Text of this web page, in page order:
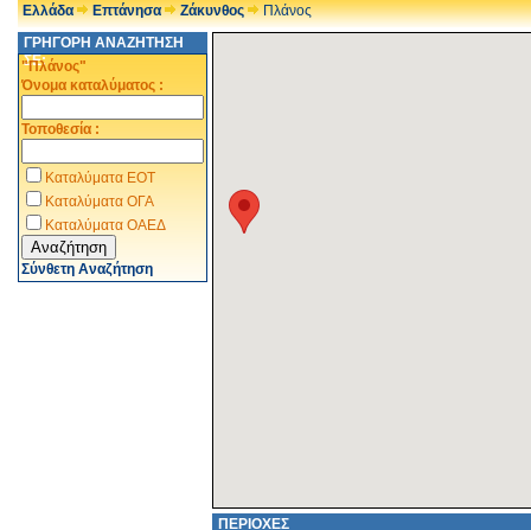
Ελλάδα Επτάνησα Ζάκυνθος
Πλάνος
ΓΡΗΓΟΡΗ ΑΝΑΖΗΤΗΣΗ
ΣΕ:
"Πλάνος"
Όνομα καταλύματος :
Τοποθεσία :
Καταλύματα ΕΟΤ
Καταλύματα ΟΓΑ
Καταλύματα ΟΑΕΔ
Σύνθετη Αναζήτηση
ΠΕΡΙΟΧΕΣ